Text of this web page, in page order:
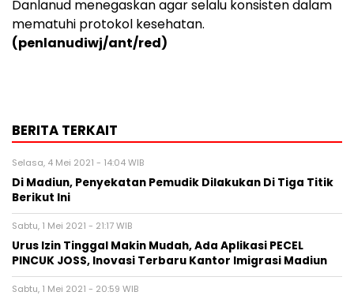
Danlanud menegaskan agar selalu konsisten dalam
mematuhi protokol kesehatan.
(penlanudiwj/ant/red)
BERITA TERKAIT
Selasa, 4 Mei 2021 - 14:04 WIB
Di Madiun, Penyekatan Pemudik Dilakukan Di Tiga Titik
Berikut Ini
Sabtu, 1 Mei 2021 - 21:17 WIB
Urus Izin Tinggal Makin Mudah, Ada Aplikasi PECEL
PINCUK JOSS, Inovasi Terbaru Kantor Imigrasi Madiun
Sabtu, 1 Mei 2021 - 20:59 WIB